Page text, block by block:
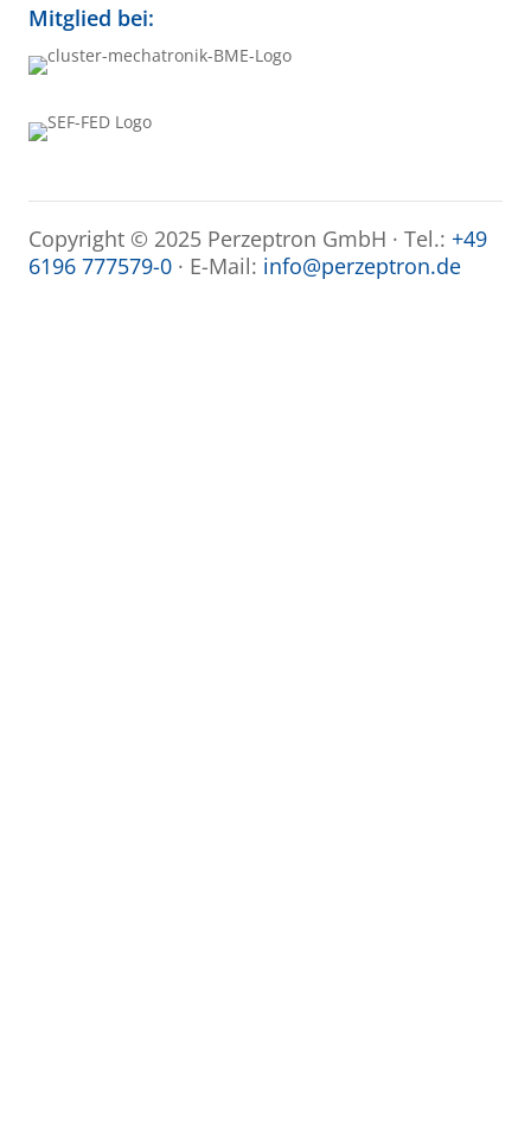
Mitglied bei:
Copyright © 2025 Perzeptron GmbH · Tel.: +49
6196 777579-0 · E-Mail: info@perzeptron.de